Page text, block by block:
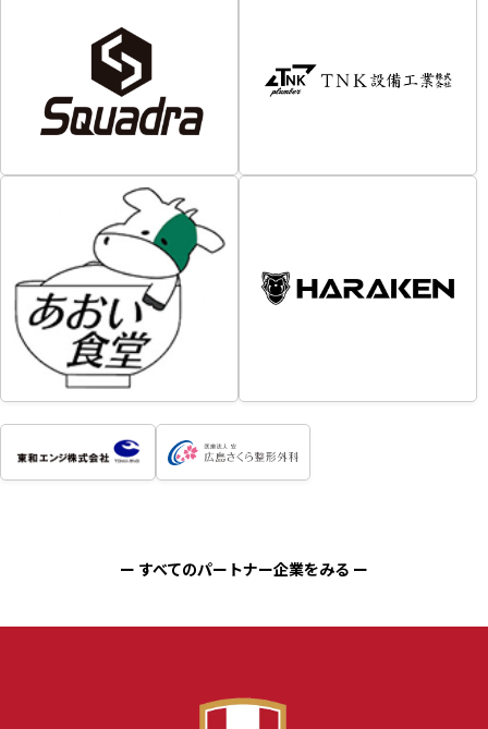
ー すべてのパートナー企業をみる ー